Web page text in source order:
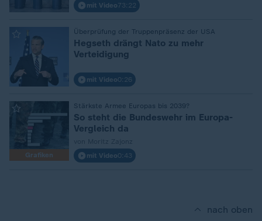
mit Video73:22
Überprüfung der Truppenpräsenz der USA
Hegseth drängt Nato zu mehr
Verteidigung
mit Video0:26
Grafiken
Stärkste Armee Europas bis 2039?
So steht die Bundeswehr im Europa-
Vergleich da
mit Video0:43
nach oben